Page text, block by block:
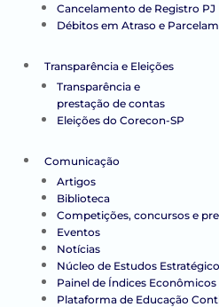
Cancelamento de Registro PJ
Débitos em Atraso e
Transparência e Eleições
Transparência e
prestação de contas
Eleições do Corecon-SP
Comunicação
Artigos
Biblioteca
Competições, concursos e
Eventos
Notícias
Núcleo de Estudos
Painel de Índices Econômicos
Plataforma de Educação